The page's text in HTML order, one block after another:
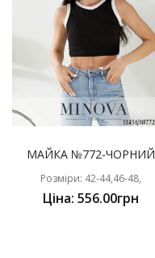
МАЙКА №772-ЧОРНИЙ
Розміри: 42-44,46-48,
Ціна: 556.00грн